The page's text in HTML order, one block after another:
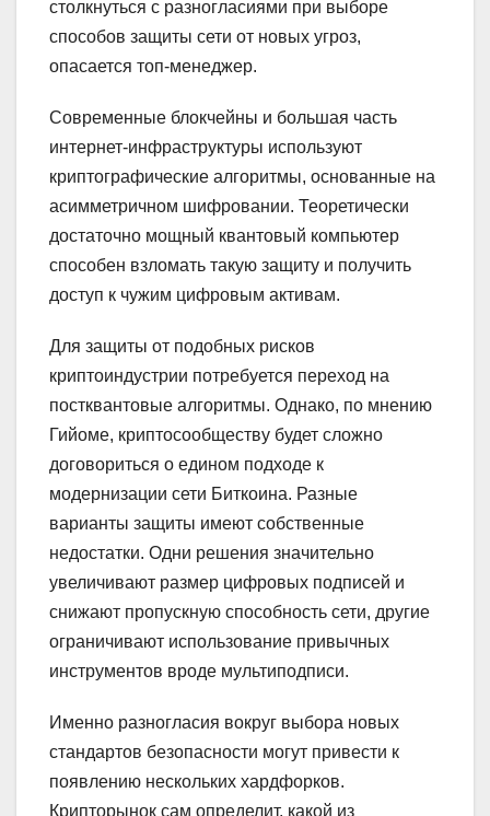
столкнуться с разногласиями при выборе
способов защиты сети от новых угроз,
опасается топ-менеджер.
Современные блокчейны и большая часть
интернет-инфраструктуры используют
криптографические алгоритмы, основанные на
асимметричном шифровании. Теоретически
достаточно мощный квантовый компьютер
способен взломать такую защиту и получить
доступ к чужим цифровым активам.
Для защиты от подобных рисков
криптоиндустрии потребуется переход на
постквантовые алгоритмы. Однако, по мнению
Гийоме, криптосообществу будет сложно
договориться о едином подходе к
модернизации сети Биткоина. Разные
варианты защиты имеют собственные
недостатки. Одни решения значительно
увеличивают размер цифровых подписей и
снижают пропускную способность сети, другие
ограничивают использование привычных
инструментов вроде мультиподписи.
Именно разногласия вокруг выбора новых
стандартов безопасности могут привести к
появлению нескольких хардфорков.
Крипторынок сам определит, какой из